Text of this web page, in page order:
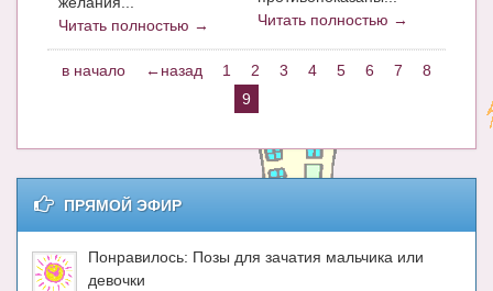
Читать полностью →
Читать полностью →
в начало ←назад 1 2 3 4 5 6 7
8
9
ПРЯМОЙ ЭФИР
Понравилось: Позы для зачатия мальчика или
девочки